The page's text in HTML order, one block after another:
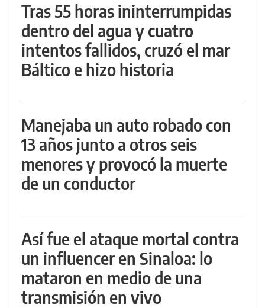
Tras 55 horas ininterrumpidas
dentro del agua y cuatro
intentos fallidos, cruzó el mar
Báltico e hizo historia
Manejaba un auto robado con
13 años junto a otros seis
menores y provocó la muerte
de un conductor
Así fue el ataque mortal contra
un influencer en Sinaloa: lo
mataron en medio de una
transmisión en vivo